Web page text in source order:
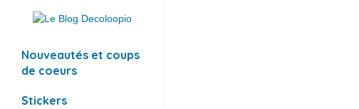
Nouveautés et coups
de coeurs
Stickers